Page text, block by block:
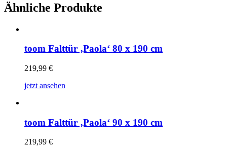
Ähnliche Produkte
toom Falttür ‚Paola‘ 80 x 190 cm
219,99 €
jetzt ansehen
toom Falttür ‚Paola‘ 90 x 190 cm
219,99 €